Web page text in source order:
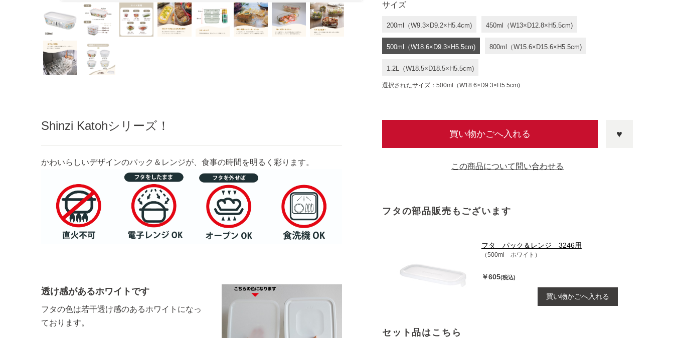
森の中で
Shinzi Katohシリーズ！
かわいらしいデザインのパック＆レンジが、食事の時間を明るく彩ります。
透け感があるホワイトです
フタの色は若干透け感のあるホワイトになっ
ております。
サイズ
200ml（W9.3×D9.2×H5.4cm) 450ml（W13×D12.8×H5.5cm)
500ml（W18.6×D9.3×H5.5cm) 800ml（W15.6×D15.6×H5.5cm)
1.2L（W18.5×D18.5×H5.5cm)
選択されたサイズ：500ml（W18.6×D9.3×H5.5cm)
買い物かごへ入れる
フタの部品販売もございます
フタ パック＆レンジ 3246用
（500ml ホワイト）
￥605(税込)
買い物かごへ入れる
セット品はこちら
この商品について問い合わせる